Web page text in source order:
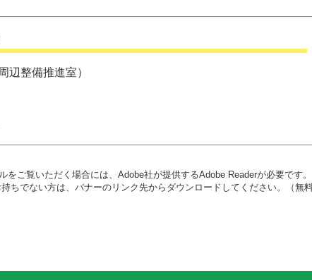
辺整備推進室
をご覧いただく場合には、Adobe社が提供するAdobe Readerが必要です。
ちでない方は、バナーのリンク先からダウンロードしてください。（無料